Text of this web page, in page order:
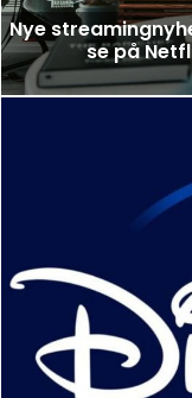
Nye
se på